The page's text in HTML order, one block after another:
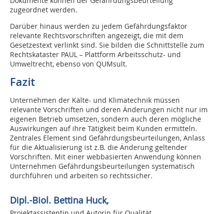
zugeordnet werden.
Darüber hinaus werden zu jedem Gefährdungsfaktor
relevante Rechtsvorschriften angezeigt, die mit dem
Gesetzestext verlinkt sind. Sie bilden die Schnittstelle zum
Rechtskataster PAUL – Plattform Arbeitsschutz- und
Umweltrecht, ebenso von QUMsult.
Fazit
Unternehmen der Kälte- und Klimatechnik müssen
relevante Vorschriften und deren Änderungen nicht nur im
eigenen Betrieb umsetzen, sondern auch deren mögliche
Auswirkungen auf ihre Tätigkeit beim Kunden ermitteln.
Zentrales Element sind Gefährdungsbeurteilungen, Anlass
für die Aktualisierung ist z.B. die Änderung geltender
Vorschriften. Mit einer webbasierten Anwendung können
Unternehmen Gefährdungsbeurteilungen systematisch
durchführen und arbeiten so rechtssicher.
Dipl.-Biol. Bettina Huck,